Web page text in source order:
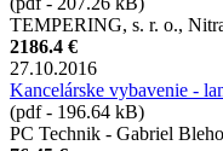
TEMPERING, s. r. o.,
2186.4 €
27.10.2016
Kancelárske vybavenie -
(pdf - 196.64 kB)
PC Technik - Gabriel